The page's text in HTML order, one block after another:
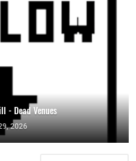
- Dead Venues
2026